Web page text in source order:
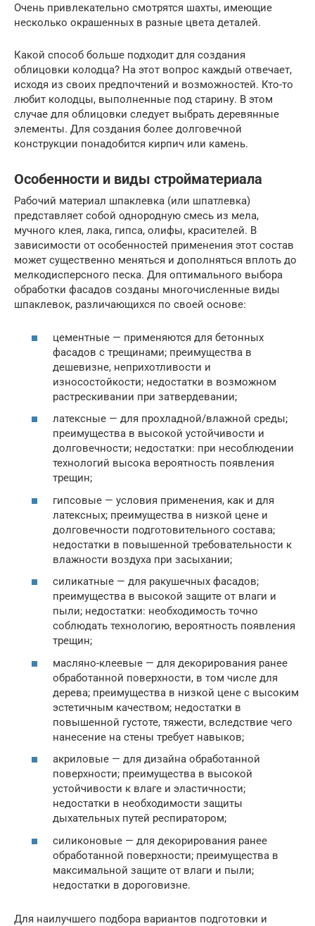
Очень привлекательно смотрятся шахты, имеющие
несколько окрашенных в разные цвета деталей.
Какой способ больше подходит для создания
облицовки колодца? На этот вопрос каждый отвечает,
исходя из своих предпочтений и возможностей. Кто-то
любит колодцы, выполненные под старину. В этом
случае для облицовки следует выбрать деревянные
элементы. Для создания более долговечной
конструкции понадобится кирпич или камень.
Особенности и виды стройматериала
Рабочий материал шпаклевка (или шпатлевка)
представляет собой однородную смесь из мела,
мучного клея, лака, гипса, олифы, красителей. В
зависимости от особенностей применения этот состав
может существенно меняться и дополняться вплоть до
мелкодисперсного песка. Для оптимального выбора
обработки фасадов созданы многочисленные виды
шпаклевок, различающихся по своей основе:
цементные — применяются для бетонных
фасадов с трещинами; преимущества в
дешевизне, неприхотливости и
износостойкости; недостатки в возможном
растрескивании при затвердевании;
латексные — для прохладной/влажной среды;
преимущества в высокой устойчивости и
долговечности; недостатки: при несоблюдении
технологий высока вероятность появления
трещин;
гипсовые — условия применения, как и для
латексных; преимущества в низкой цене и
долговечности подготовительного состава;
недостатки в повышенной требовательности к
влажности воздуха при засыхании;
силикатные — для ракушечных фасадов;
преимущества в высокой защите от влаги и
пыли; недостатки: необходимость точно
соблюдать технологию, вероятность появления
трещин;
масляно-клеевые — для декорирования ранее
обработанной поверхности, в том числе для
дерева; преимущества в низкой цене с высоким
эстетичным качеством; недостатки в
повышенной густоте, тяжести, вследствие чего
нанесение на стены требует навыков;
акриловые — для дизайна обработанной
поверхности; преимущества в высокой
устойчивости к влаге и эластичности;
недостатки в необходимости защиты
дыхательных путей респиратором;
силиконовые — для декорирования ранее
обработанной поверхности; преимущества в
максимальной защите от влаги и пыли;
недостатки в дороговизне.
Для наилучшего подбора вариантов подготовки и